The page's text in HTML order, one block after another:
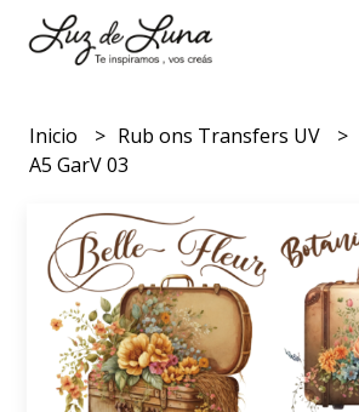
Inicio Rub ons Transfers UV
A5 GarV 03